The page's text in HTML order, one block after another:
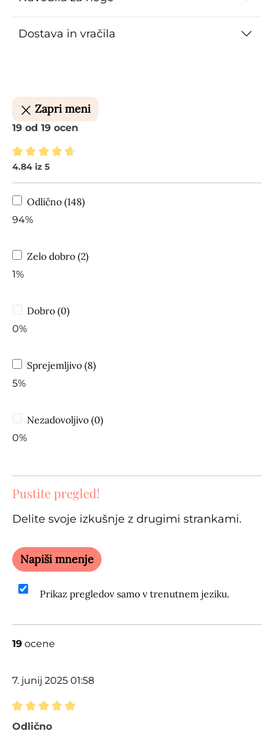
Dostava in vračila
Zapri meni
19 od 19 ocen
Povprečna ocena 4.84 od 5 zvezdic
4.84 iz 5
Odlično (148)
94%
Zelo dobro (2)
1%
Dobro (0)
0%
Sprejemljivo (8)
5%
Nezadovoljivo (0)
0%
Pustite pregled!
Delite svoje izkušnje z drugimi strankami.
Napiši mnenje
Prikaz pregledov samo v trenutnem jeziku.
19 ocene
7. junij 2025 01:58
Ocena z oceno 5 od 5 zvezdic
Odlično